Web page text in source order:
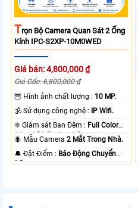
TRọn Bộ Camera Quan Sát 2 Ống
Kính IPC-S2XP-10M0WED
Giá bán: 4,800,000 ₫
Giá Gốc: 6,800,000 ₫
🦉 Hình ảnh chất lượng : 10 MP.
🕉️ Sử dụng công nghệ : IP Wifi.
❈ Giám sát Ban Đêm : Full Color
20m Có Màu Ban Ðêm.
🐜 Mẫu Camera2 Mắt Trong Nhà.
️🔔 Đặt Điểm : Báo Động Chuyển
Động.